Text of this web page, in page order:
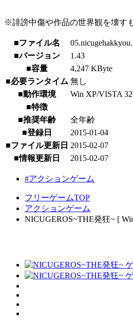
※誹謗中傷や作品の世界観を壊す
■ファイル名
■バージョン
1.43
■容量
4,247 KByte
■必要ランタイム 無し
■動作環境
Win XP/VISTA
■特徴
■推奨年齢
全年齢
■登録日
2015-01-04
■ファイル更新日 2015-02-07
■情報更新日
2015-02-07
#アクションゲーム
フリーゲームTOP
アクションゲーム
NICUGEROS~THE発狂~ [